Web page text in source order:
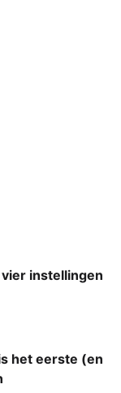
instellingen
het eerste (en